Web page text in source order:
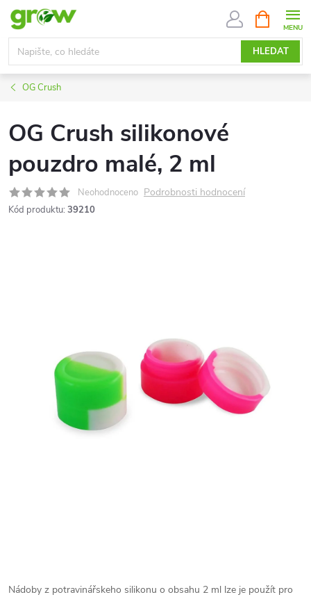
Přejít
obsah
HLEDAT
NÁKUPNÍ
KOŠÍK
OG Crush
OG Crush silikonové
pouzdro malé, 2 ml
Neohodnoceno Podrobnosti hodnocení
Kód produktu: 39210
Nádoby z potravinářskeho silikonu o obsahu 2 ml lze je použít pro